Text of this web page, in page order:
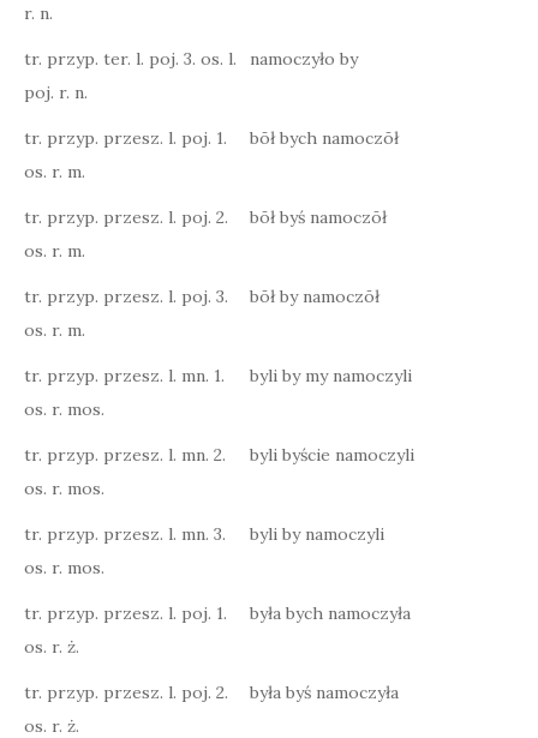
r. n.
tr. przyp. ter. l. poj. 3. os. l.
poj. r. n.
namoczyło by
tr. przyp. przesz. l. poj. 1.
os. r. m.
bōł bych namoczōł
tr. przyp. przesz. l. poj. 2.
os. r. m.
bōł byś namoczōł
tr. przyp. przesz. l. poj. 3.
os. r. m.
bōł by namoczōł
tr. przyp. przesz. l. mn. 1.
os. r. mos.
byli by my namoczyli
tr. przyp. przesz. l. mn. 2.
os. r. mos.
byli byście namoczyli
tr. przyp. przesz. l. mn. 3.
os. r. mos.
byli by namoczyli
tr. przyp. przesz. l. poj. 1.
os. r. ż.
była bych namoczyła
tr. przyp. przesz. l. poj. 2.
os. r. ż.
była byś namoczyła